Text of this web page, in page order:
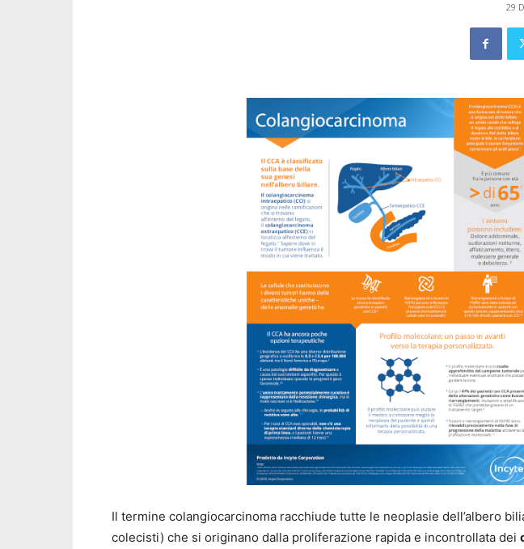
29
Il termine colangiocarcinoma racchiude tutte le neoplasie dell’albero
colecisti) che si originano dalla proliferazione rapida e incontrollata dei